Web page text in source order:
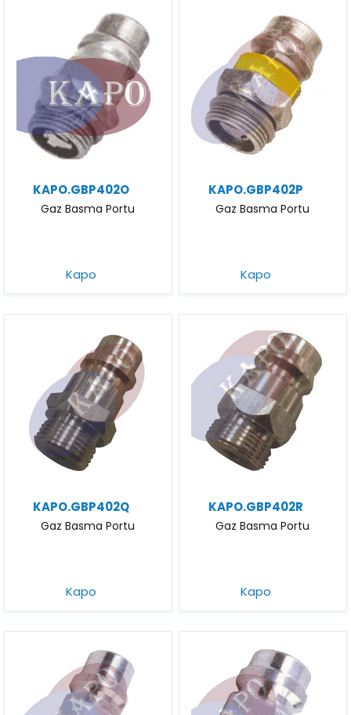
KAPO.GBP402O
Gaz Basma Portu
Kapo
KAPO.GBP402P
Gaz Basma Portu
Kapo
KAPO.GBP402Q
Gaz Basma Portu
Kapo
KAPO.GBP402R
Gaz Basma Portu
Kapo